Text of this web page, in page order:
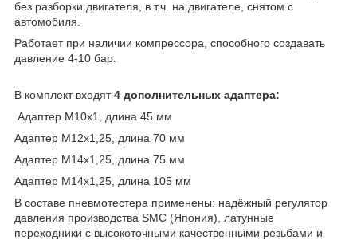
без разборки двигателя, в т.ч. на двигателе, снятом с
автомобиля.
Работает при наличии компрессора, способного создавать
давление 4-10 бар.
В комплект входят4 дополнительных адаптера:
Адаптер М10х1, длина 45 мм
Адаптер М12х1,25, длина 70 мм
Адаптер М14х1,25, длина 75 мм
Адаптер М14х1,25, длина 105 мм
В составе пневмотестера применены: надёжный регулятор
давления производства SMC (Япония), латунные
переходники с высокоточными качественными резьбами и